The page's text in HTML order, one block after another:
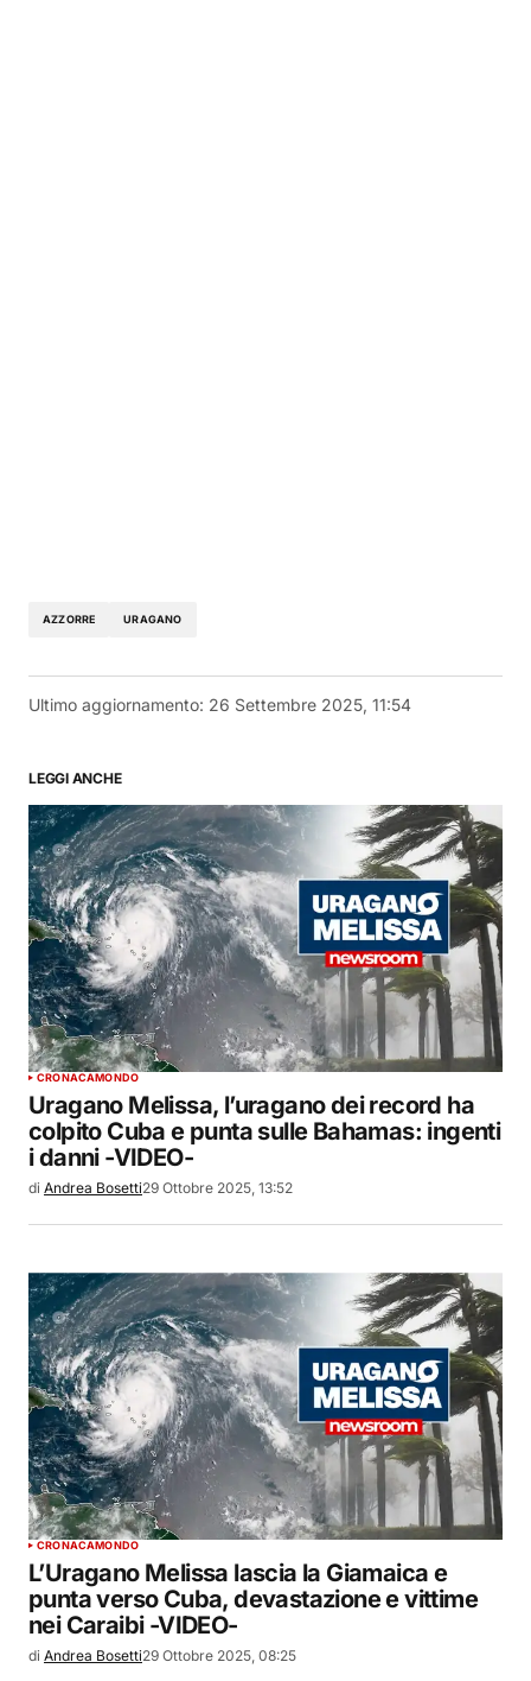
AZZORRE URAGANO
Ultimo aggiornamento: 26 Settembre 2025, 11:54
LEGGI ANCHE
CRONACAMONDO
Uragano Melissa, l’uragano dei record ha
colpito Cuba e punta sulle Bahamas: ingenti
i danni -VIDEO-
di Andrea Bosetti29 Ottobre 2025, 13:52
CRONACAMONDO
L’Uragano Melissa lascia la Giamaica e
punta verso Cuba, devastazione e vittime
nei Caraibi -VIDEO-
di Andrea Bosetti29 Ottobre 2025, 08:25